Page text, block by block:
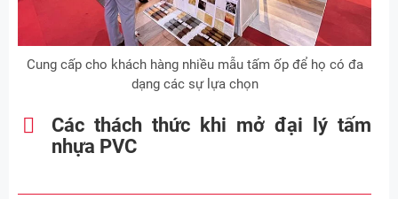
Cung cấp cho khách hàng nhiều mẫu tấm ốp để họ có đa
dạng các sự lựa chọn
Các thách thức khi mở đại lý tấm
nhựa PVC